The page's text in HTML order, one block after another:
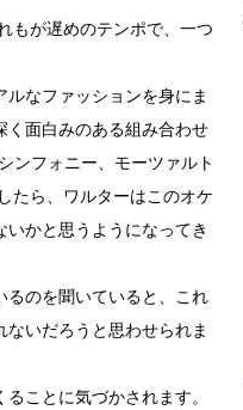
もが遅めのテンポで、一つ
なファッションを身にま
く面白みのある組み合わせ
ンフォニー、モーツァルト
たら、ワルターはこのオケ
かと思うようになってき
るのを聞いていると、これ
いだろうと思わせられま
ことに気づかされます。